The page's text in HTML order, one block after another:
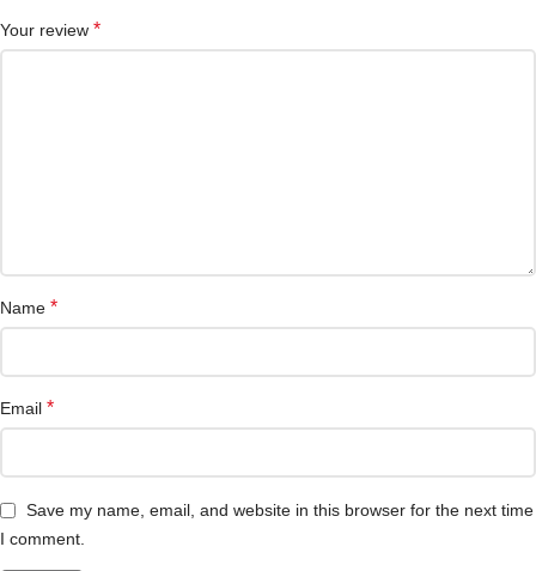
Your review *
Name *
Email *
Save my name, email, and website in this browser for the next time
I comment.